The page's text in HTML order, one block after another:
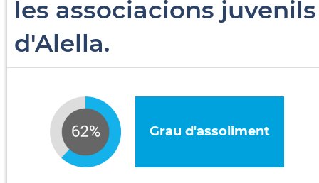
les associacions juvenils
d'Alella.
Grau d'assoliment